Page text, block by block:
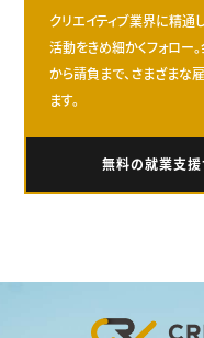
クリエイティブ業界に精通
活動をきめ細かくフォロー
から請負まで、さまざま
ます。
無料の就業支援